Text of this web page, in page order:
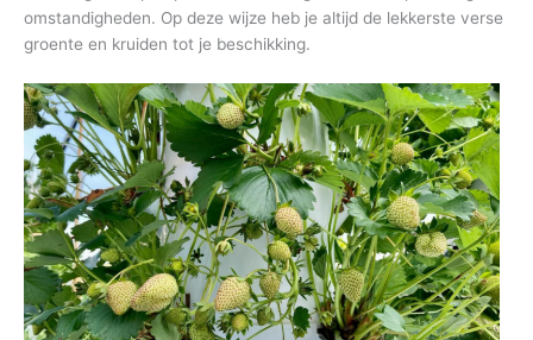
omstandigheden. Op deze wijze heb je altijd de lekkerste verse
groente en kruiden tot je beschikking.